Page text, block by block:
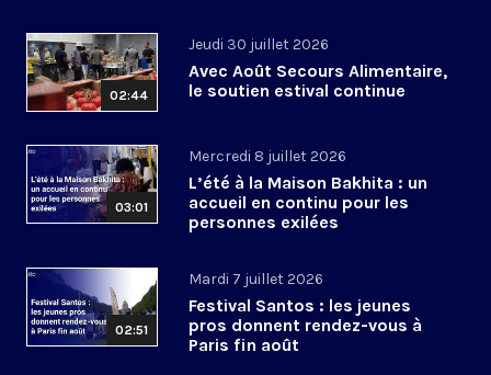
02:44
Jeudi 30 juillet 2026
Avec Août Secours Alimentaire,
le soutien estival continue
03:01
Mercredi 8 juillet 2026
L’été à la Maison Bakhita : un
accueil en continu pour les
personnes exilées
02:51
Mardi 7 juillet 2026
Festival Santos : les jeunes
pros donnent rendez-vous à
Paris fin août